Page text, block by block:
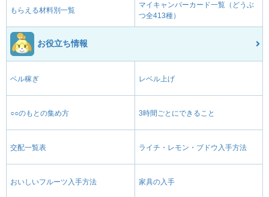
もらえる材料別一覧
マイキャンパーカード一覧（どうぶ
つ全413種）
お役立ち情報
ベル稼ぎ レベル上げ
○○のもとの集め方 3時間ごとにできること
交配一覧表 ライチ・レモン・ブドウ入手方法
おいしいフルーツ入手方法 家具の入手